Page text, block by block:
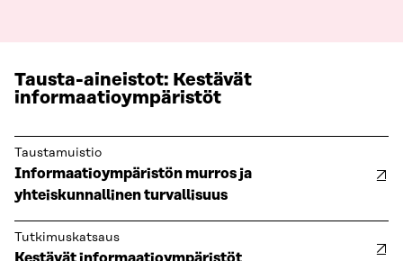
Tausta-aineistot: Kestävät
informaatioympäristöt
Taustamuistio
Informaatioympäristön murros ja
yhteiskunnallinen turvallisuus
Tutkimuskatsaus